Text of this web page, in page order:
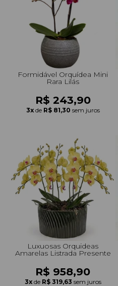
Formidável Orquídea Mini
Rara Lilás
R$ 243,90
3x de R$ 81,30 sem juros
Luxuosas Orquideas
Amarelas Listrada Presente
R$ 958,90
3x de R$ 319,63 sem juros